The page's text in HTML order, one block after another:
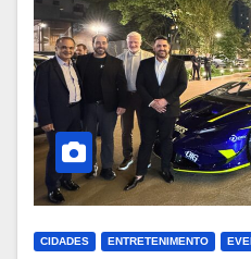
CIDADES ENTRETENIMENTO